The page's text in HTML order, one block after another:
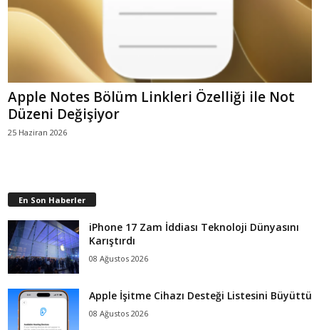
Apple Notes Bölüm Linkleri Özelliği ile Not
Düzeni Değişiyor
25 Haziran 2026
En Son Haberler
iPhone 17 Zam İddiası Teknoloji Dünyasını
Karıştırdı
08 Ağustos 2026
Apple İşitme Cihazı Desteği Listesini Büyüttü
08 Ağustos 2026